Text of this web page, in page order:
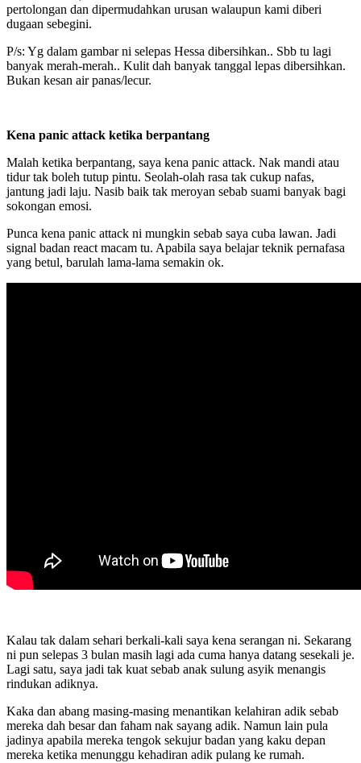
pertolongan dan dipermudahkan urusan walaupun kami diberi
dugaan sebegini.
P/s: Yg dalam gambar ni selepas Hessa dibersihkan.. Sbb tu lagi
banyak merah-merah.. Kulit dah banyak tanggal lepas dibersihkan.
Bukan kesan air panas/lecur.
Kena panic attack ketika berpantang
Malah ketika berpantang, saya kena panic attack. Nak mandi atau
tidur tak boleh tutup pintu. Seolah-olah rasa tak cukup nafas,
jantung jadi laju. Nasib baik tak meroyan sebab suami banyak bagi
sokongan emosi.
Punca kena panic attack ni mungkin sebab saya cuba lawan. Jadi
signal badan react macam tu. Apabila saya belajar teknik pernafasa
yang betul, barulah lama-lama semakin ok.
Kalau tak dalam sehari berkali-kali saya kena serangan ni. Sekarang
ni pun selepas 3 bulan masih lagi ada cuma hanya datang sesekali je.
Lagi satu, saya jadi tak kuat sebab anak sulung asyik menangis
rindukan adiknya.
Kaka dan abang masing-masing menantikan kelahiran adik sebab
mereka dah besar dan faham nak sayang adik. Namun lain pula
jadinya apabila mereka tengok sekujur badan yang kaku depan
mereka ketika menunggu kehadiran adik pulang ke rumah.